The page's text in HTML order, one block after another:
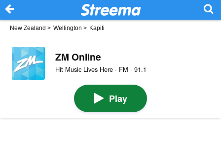
New Zealand > Wellington > Kapiti
ZM Online
Hit Music Lives Here · FM · 91.1
Play